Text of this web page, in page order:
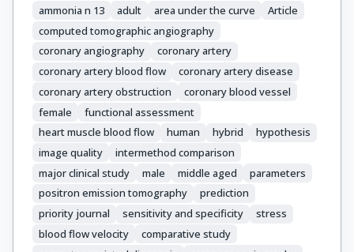
ammonia n 13 adult area under the curve
Article
computed tomographic angiography
coronary angiography
coronary artery
coronary artery blood flow
coronary artery disease
coronary artery obstruction
coronary blood vessel
female
functional assessment
heart muscle blood flow
human hybrid
hypothesis
image quality
intermethod comparison
major clinical study
male middle aged
parameters
positron emission tomography
prediction
priority journal
sensitivity and specificity
stress
blood flow velocity
comparative study